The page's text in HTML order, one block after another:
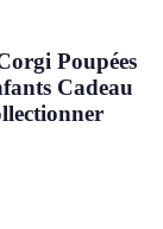
Poupées
Cadeau